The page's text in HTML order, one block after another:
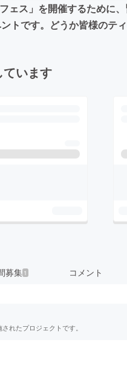
ェス」を開催するために
です。どうか皆様のテ
います
募集 1 コメント
れたプロジェクトです。